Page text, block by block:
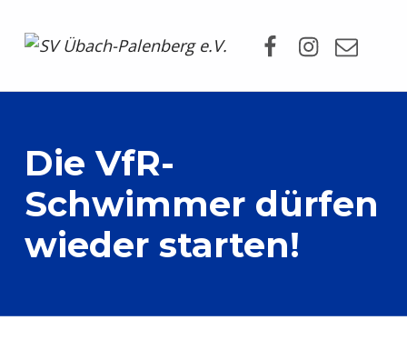
Die VfR-
Schwimmer dürfen
wieder starten!